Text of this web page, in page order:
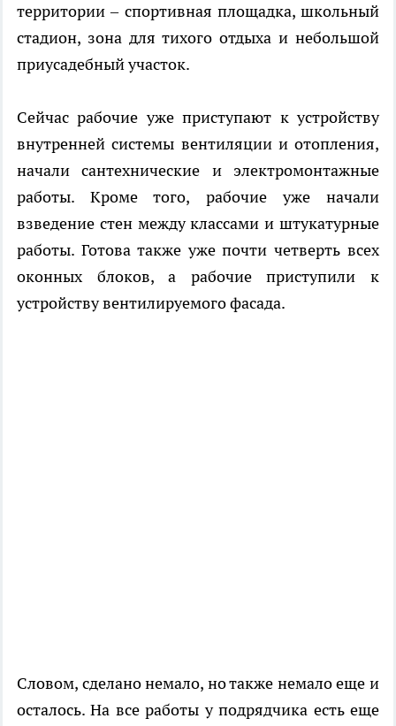
территории – спортивная площадка, школьный
стадион, зона для тихого отдыха и небольшой
приусадебный участок.
Сейчас рабочие уже приступают к устройству
внутренней системы вентиляции и отопления,
начали сантехнические и электромонтажные
работы. Кроме того, рабочие уже начали
взведение стен между классами и штукатурные
работы. Готова также уже почти четверть всех
оконных блоков, а рабочие приступили к
устройству вентилируемого фасада.
Словом, сделано немало, но также немало еще и
осталось. На все работы у подрядчика есть еще